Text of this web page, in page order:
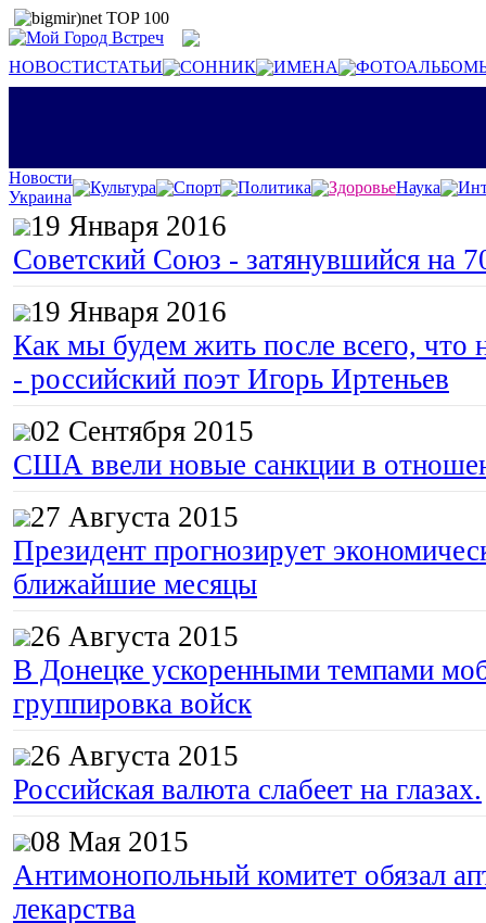
НОВОСТИСТАТЬИ СОННИК ИМЕНА
Новости
Украина
Культура Спорт Политика ЗдоровьеНаука
19 Января 2016
Советский Союз - затянувшийся на
19 Января 2016
Как мы будем жить после всего, что
- российский поэт Игорь Иртеньев
02 Сентября 2015
США ввели новые санкции в
27 Августа 2015
Президент прогнозирует
ближайшие месяцы
26 Августа 2015
В Донецке ускоренными темпами
группировка войск
26 Августа 2015
Российская валюта слабеет на глазах.
08 Мая 2015
Антимонопольный комитет обязал
лекарства
Гоп-стоп, мы
подошли...